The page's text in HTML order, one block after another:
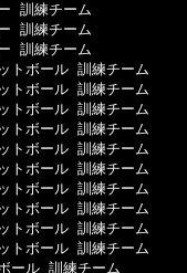
練チーム
練チーム
練チーム
ール 訓練チーム
ール 訓練チーム
ール 訓練チーム
ール 訓練チーム
ール 訓練チーム
ール 訓練チーム
ール 訓練チーム
ール 訓練チーム
ール 訓練チーム
ール 訓練チーム
ル 訓練チーム